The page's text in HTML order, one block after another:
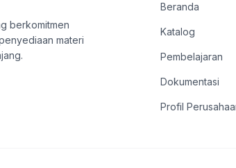
berkomitmen
materi
Beranda
Katalog
Pembelajaran
Dokumentasi
Profil